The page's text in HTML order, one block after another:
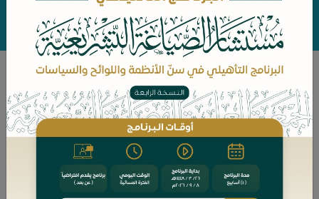
صفحات المدربين / سعادة المحامي/ أحمد بن عبداللطيف
بوحيمد
سعادة المحامي/ أحمد بن
عبداللطيف بوحيمد